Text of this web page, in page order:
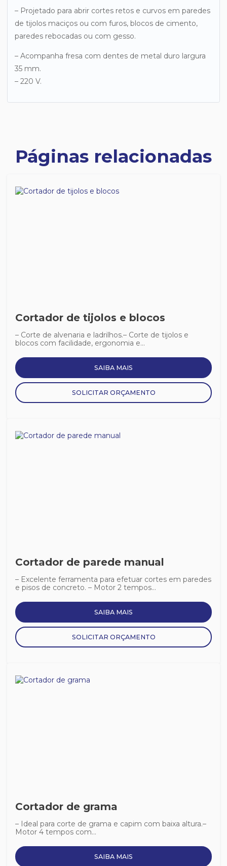
– Projetado para abrir cortes retos e curvos em paredes
de tijolos maciços ou com furos, blocos de cimento,
paredes rebocadas ou com gesso.
– Acompanha fresa com dentes de metal duro largura
35 mm.
– 220 V.
Páginas relacionadas
Cortador de tijolos e blocos
– Corte de alvenaria e ladrilhos.– Corte de tijolos e
blocos com facilidade, ergonomia e...
SAIBA MAIS
SOLICITAR ORÇAMENTO
Cortador de parede manual
– Excelente ferramenta para efetuar cortes em paredes
e pisos de concreto. – Motor 2 tempos...
SAIBA MAIS
SOLICITAR ORÇAMENTO
Cortador de grama
– Ideal para corte de grama e capim com baixa altura.–
Motor 4 tempos com...
SAIBA MAIS